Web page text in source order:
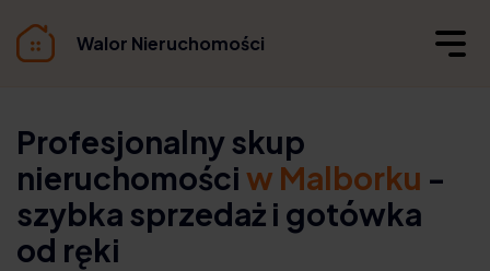
Walor Nieruchomości
Profesjonalny skup
nieruchomości w Malborku -
szybka sprzedaż i gotówka
od ręki